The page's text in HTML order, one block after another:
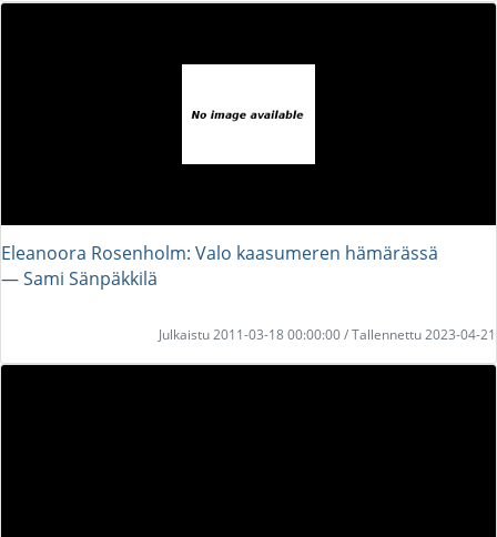
Eleanoora Rosenholm: Valo kaasumeren hämärässä
― Sami Sänpäkkilä
Julkaistu 2011-03-18 00:00:00 / Tallennettu 2023-04-21